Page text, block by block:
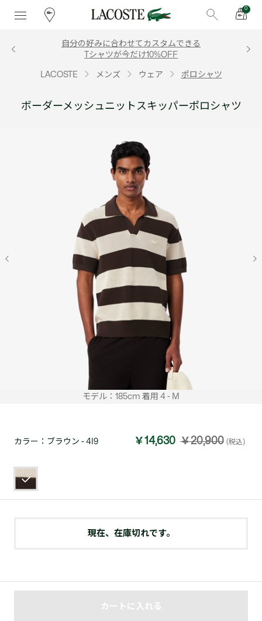
0
自分の好みに合わせてカスタムできる
Tシャツが今だけ10%OFF
LACOSTE メンズ ウェア ポロシャツ
ボーダーメッシュニットスキッパーポロシャツ
モデル：185cm 着用 4 - M
カラー： ブラウン - 4I9 ￥14,630 ￥20,900 (税込)
現在、在庫切れです。
カートに入れる